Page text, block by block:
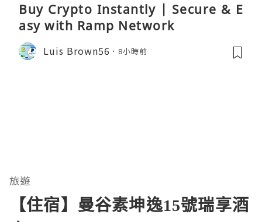
Buy Crypto Instantly | Secure & E
asy with Ramp Network
Luis Brown56 8小時前
旅遊
【住宿】曼谷素坤逸15號瑞享酒